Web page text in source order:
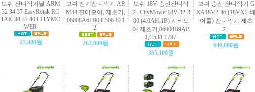
보쉬 잔디깍기날 ARM
32 34 37 EasyRotak RO
TAK 34 37 40 CITYMO
WER
27,400원
보쉬 전기잔디깍기 AR
M34 잔디모어, 제초기,
06008A61B0,C506-821
2
262,000원
보쉬 18V 충전잔디깍
기 CityMower18V-32-3
00 (4.0AH,1B) 시티모
아 제초기,06008B9AB
1,C538-1797
365,100원
보쉬 충전 잔디깍기 G
RA18V2-46 (18VX2-베
어툴) 잔디깍기 제초
기
649,000원